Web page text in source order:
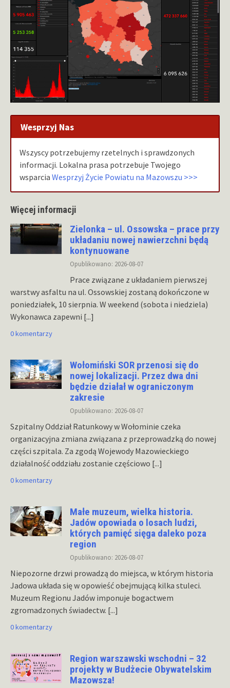
Wesprzyj Nas
Wszyscy potrzebujemy rzetelnych i sprawdzonych
informacji. Lokalna prasa potrzebuje Twojego
wsparcia Wesprzyj Życie Powiatu na Mazowszu >>>
Więcej informacji
Zielonka – ul. Ossowska – prace przy
układaniu nowej nawierzchni będą
kontynuowane
Opublikowano: 2026-08-07
Prace związane z układaniem pierwszej
warstwy asfaltu na ul. Ossowskiej zostaną dokończone w
poniedziałek, 10 sierpnia. W weekend (sobota i niedziela)
Wykonawca zapewni [...]
0 komentarzy
Wołomiński SOR przenosi się do
nowej lokalizacji. Przez dwa dni
będzie działał w ograniczonym
zakresie
Opublikowano: 2026-08-07
Szpitalny Oddział Ratunkowy w Wołominie czeka
organizacyjna zmiana związana z przeprowadzką do nowej
części szpitala. Za zgodą Wojewody Mazowieckiego
działalność oddziału zostanie częściowo [...]
0 komentarzy
Małe muzeum, wielka historia.
Jadów opowiada o losach ludzi,
których pamięć sięga daleko poza
region
Opublikowano: 2026-08-07
Niepozorne drzwi prowadzą do miejsca, w którym historia
Jadowa układa się w opowieść obejmującą kilka stuleci.
Muzeum Regionu Jadów imponuje bogactwem
zgromadzonych świadectw. [...]
0 komentarzy
Region warszawski wschodni – 32
projekty w Budżecie Obywatelskim
Mazowsza!